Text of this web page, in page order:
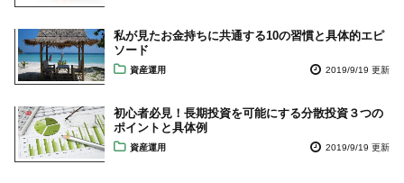
私が見たお金持ちに共通する10の習慣と具体的エピ
ソード
資産運用 2019/9/19 更新
初心者必見！長期投資を可能にする分散投資３つの
ポイントと具体例
資産運用 2019/9/19 更新